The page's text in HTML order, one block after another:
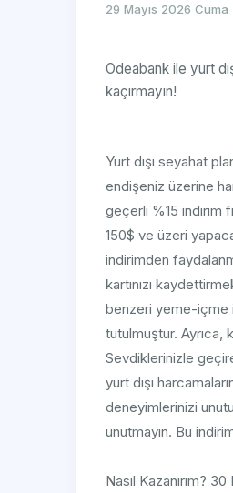
29 Mayıs 2026 Cuma
Odeabank ile yurt
kaçırmayın!
Yurt dışı seyahat
endişeniz üzerine
geçerli %15 indirim
150$ ve üzeri
indirimden
kartınızı
benzeri yeme-içme
tutulmuştur. Ayrıca,
Sevdiklerinizle
yurt dışı
deneyimlerinizi
unutmayın. Bu
Nasıl Kazanırım?